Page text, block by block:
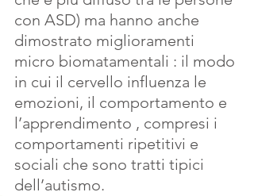
con ASD) ma hanno anche
dimostrato miglioramenti
micro biomatamentali : il modo
in cui il cervello influenza le
emozioni, il comportamento e
l’apprendimento , compresi i
comportamenti ripetitivi e
sociali che sono tratti tipici
dell’autismo.